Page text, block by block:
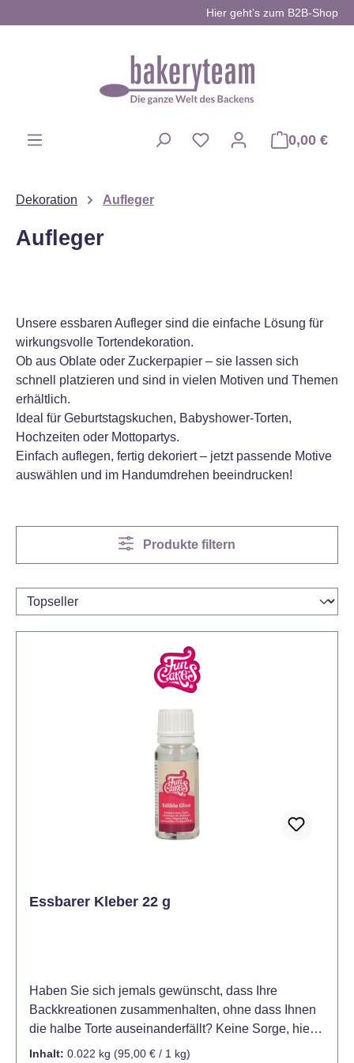
Hier geht’s zum B2B-Shop
0,00 €
Dekoration Aufleger
Aufleger
Unsere essbaren Aufleger sind die einfache Lösung für
wirkungsvolle Tortendekoration.
Ob aus Oblate oder Zuckerpapier – sie lassen sich
schnell platzieren und sind in vielen Motiven und Themen
erhältlich.
Ideal für Geburtstagskuchen, Babyshower-Torten,
Hochzeiten oder Mottopartys.
Einfach auflegen, fertig dekoriert – jetzt passende Motive
auswählen und im Handumdrehen beeindrucken!
Produkte filtern
Essbarer Kleber 22 g
Haben Sie sich jemals gewünscht, dass Ihre
Backkreationen zusammenhalten, ohne dass Ihnen
die halbe Torte auseinanderfällt? Keine Sorge, hier
kommt der Retter in süßen Notfällen: Der FunCakes
Inhalt: 0.022 kg (95,00 € / 1 kg)